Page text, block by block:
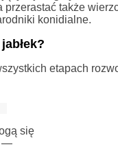
także
konidialne.
etapach
się
—